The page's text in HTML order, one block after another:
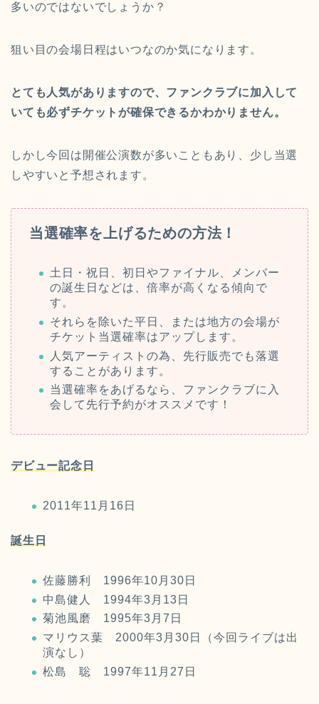
多いのではないでしょうか？
狙い目の会場日程はいつなのか気になります。
とても人気がありますので、ファンクラブに加入して
いても必ずチケットが確保できるかわかりません。
しかし今回は開催公演数が多いこともあり、少し当選
しやすいと予想されます。
当選確率を上げるための方法！
土日・祝日、初日やファイナル、メンバー
の誕生日などは、倍率が高くなる傾向で
す。
それらを除いた平日、または地方の会場が
チケット当選確率はアップします。
人気アーティストの為、先行販売でも落選
することがあります。
当選確率をあげるなら、ファンクラブに入
会して先行予約がオススメです！
デビュー記念日
2011年11月16日
誕生日
佐藤勝利 1996年10月30日
中島健人 1994年3月13日
菊池風磨 1995年3月7日
マリウス葉 2000年3月30日（今回ライブは出
演なし）
松島 聡 1997年11月27日